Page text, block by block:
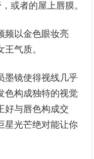
或者的屋上唇膜。
频以金色眼妆亮
气质。
墨镜使得视线几乎
色构成独特的视觉
好与唇色构成交
星光芒绝对能让你